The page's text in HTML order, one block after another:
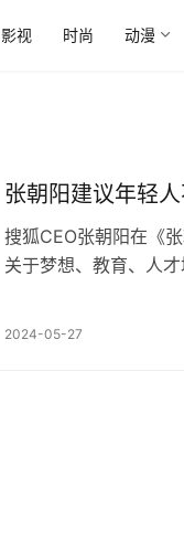
影视 时尚 动漫
张朝阳建议年轻
搜狐CEO张朝阳在《
关于梦想、教育、人才
2024-05-27